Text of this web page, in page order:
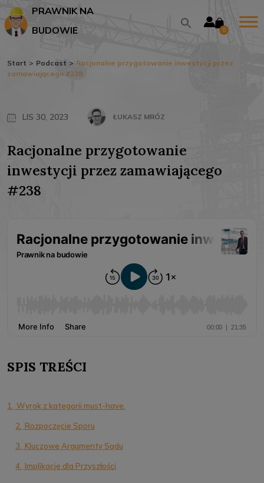
PRAWNIK NA
BUDOWIE
0
Start > Podcast > Racjonalne przygotowanie inwestycji przez
zamawiającego #238
LIS 30, 2023 ŁUKASZ MRÓZ
Racjonalne przygotowanie
inwestycji przez zamawiającego
#238
SPIS TREŚCI
1. Wyrok z kategorii must-have.
2. Rozpoczęcie Sporu
3. Kluczowe Argumenty Sądu
4. Implikacje dla Przyszłości